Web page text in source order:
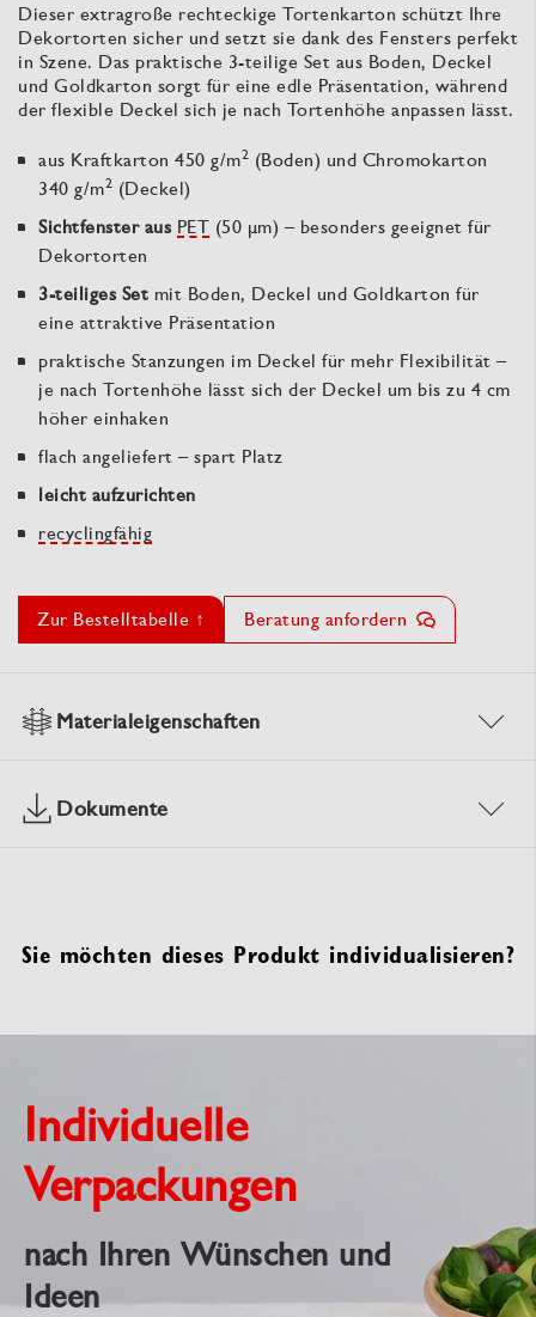
Dieser extragroße rechteckige Tortenkarton schützt Ihre
Dekortorten sicher und setzt sie dank des Fensters perfekt
in Szene. Das praktische 3-teilige Set aus Boden, Deckel
und Goldkarton sorgt für eine edle Präsentation, während
der flexible Deckel sich je nach Tortenhöhe anpassen lässt.
aus Kraftkarton 450 g/m2 (Boden) und Chromokarton
340 g/m2 (Deckel)
Sichtfenster aus PET (50 µm) – besonders geeignet für
Dekortorten
3-teiliges Set mit Boden, Deckel und Goldkarton für
eine attraktive Präsentation
praktische Stanzungen im Deckel für mehr Flexibilität –
je nach Tortenhöhe lässt sich der Deckel um bis zu 4 cm
höher einhaken
flach angeliefert – spart Platz
leicht aufzurichten
recyclingfähig
Zur Bestelltabelle ↑ Beratung anfordern
Materialeigenschaften
Dokumente
Sie möchten dieses Produkt individualisieren?
Individuelle
Verpackungen
nach Ihren Wünschen und
Ideen